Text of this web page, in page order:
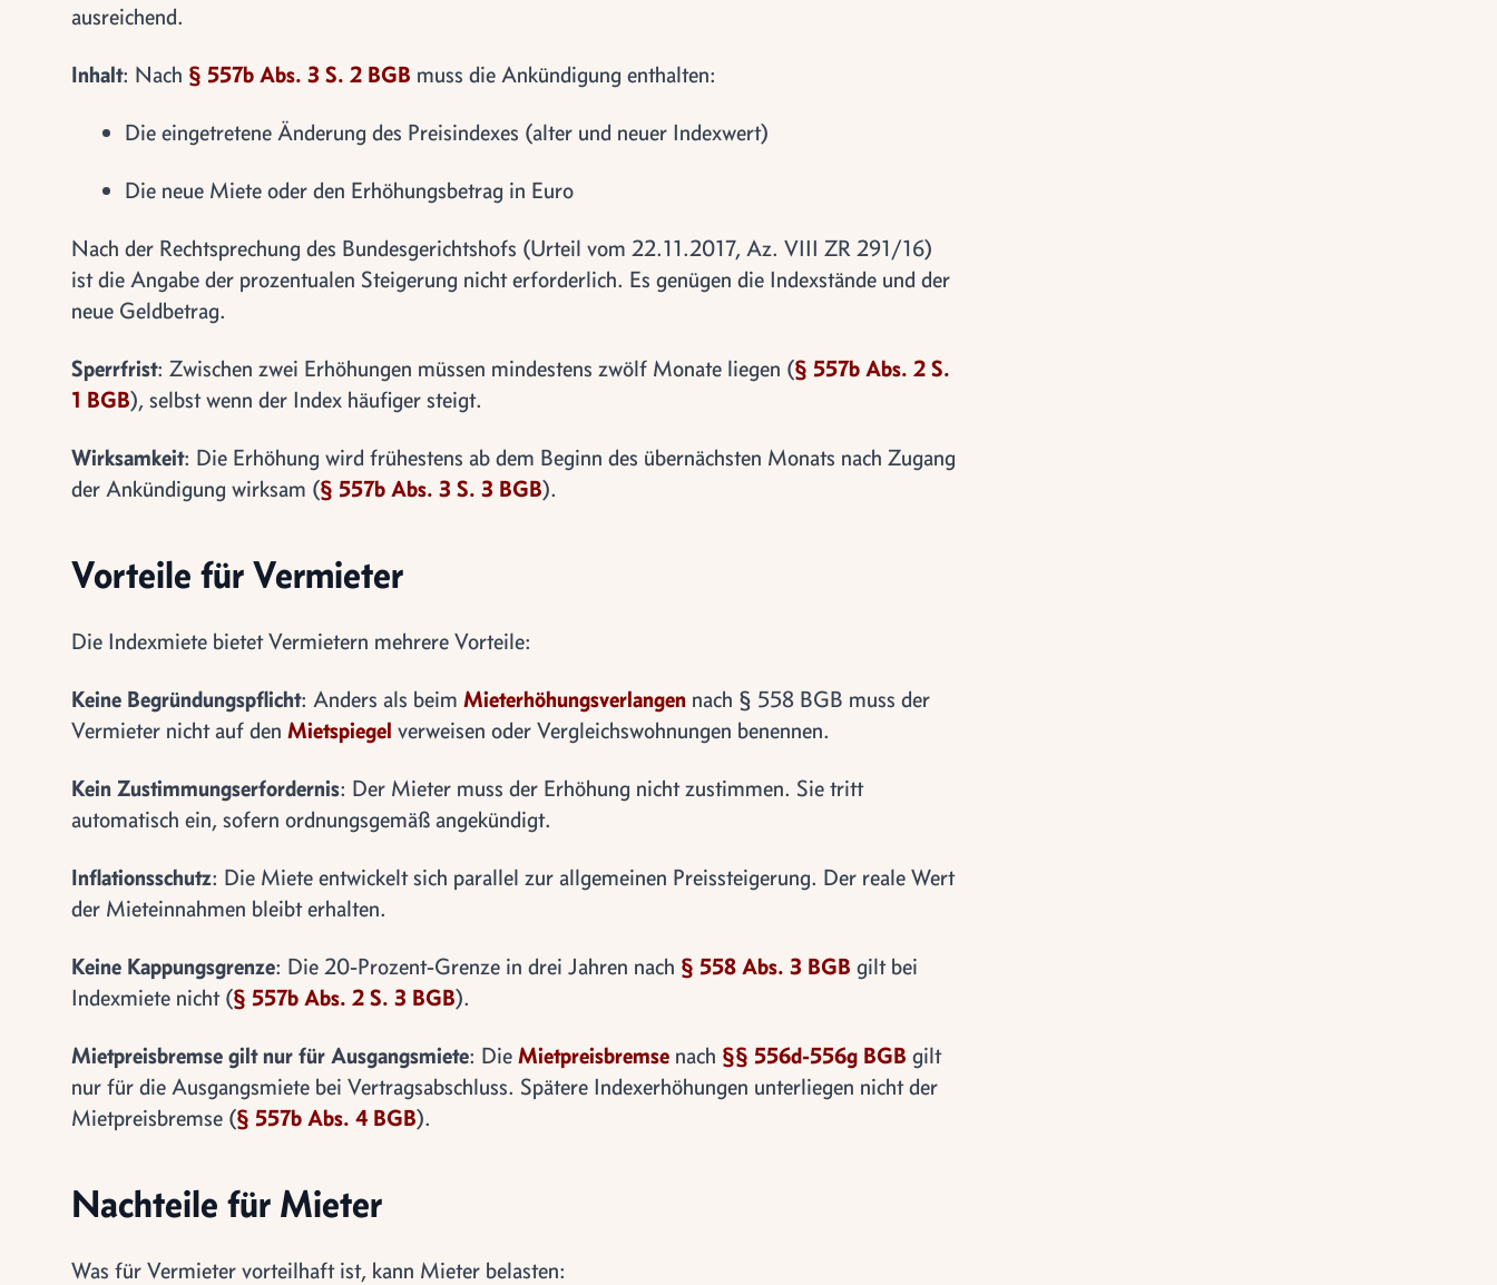
ausreichend.
Inhalt: Nach § 557b Abs. 3 S. 2 BGB muss die Ankündigung enthalten:
Die eingetretene Änderung des Preisindexes (alter und neuer Indexwert)
Die neue Miete oder den Erhöhungsbetrag in Euro
Nach der Rechtsprechung des Bundesgerichtshofs (Urteil vom 22.11.2017, Az. VIII ZR 291/16)
ist die Angabe der prozentualen Steigerung nicht erforderlich. Es genügen die Indexstände und der
neue Geldbetrag.
Sperrfrist: Zwischen zwei Erhöhungen müssen mindestens zwölf Monate liegen (§ 557b Abs. 2 S.
1 BGB), selbst wenn der Index häufiger steigt.
Wirksamkeit: Die Erhöhung wird frühestens ab dem Beginn des übernächsten Monats nach Zugang
der Ankündigung wirksam (§ 557b Abs. 3 S. 3 BGB).
Vorteile für Vermieter
Die Indexmiete bietet Vermietern mehrere Vorteile:
Keine Begründungspflicht: Anders als beim Mieterhöhungsverlangen nach § 558 BGB muss der
Vermieter nicht auf den Mietspiegel verweisen oder Vergleichswohnungen benennen.
Kein Zustimmungserfordernis: Der Mieter muss der Erhöhung nicht zustimmen. Sie tritt
automatisch ein, sofern ordnungsgemäß angekündigt.
Inflationsschutz: Die Miete entwickelt sich parallel zur allgemeinen Preissteigerung. Der reale Wert
der Mieteinnahmen bleibt erhalten.
Keine Kappungsgrenze: Die 20-Prozent-Grenze in drei Jahren nach § 558 Abs. 3 BGB gilt bei
Indexmiete nicht (§ 557b Abs. 2 S. 3 BGB).
Mietpreisbremse gilt nur für Ausgangsmiete: Die Mietpreisbremse nach §§ 556d-556g BGB gilt
nur für die Ausgangsmiete bei Vertragsabschluss. Spätere Indexerhöhungen unterliegen nicht der
Mietpreisbremse (§ 557b Abs. 4 BGB).
Nachteile für Mieter
Was für Vermieter vorteilhaft ist, kann Mieter belasten: